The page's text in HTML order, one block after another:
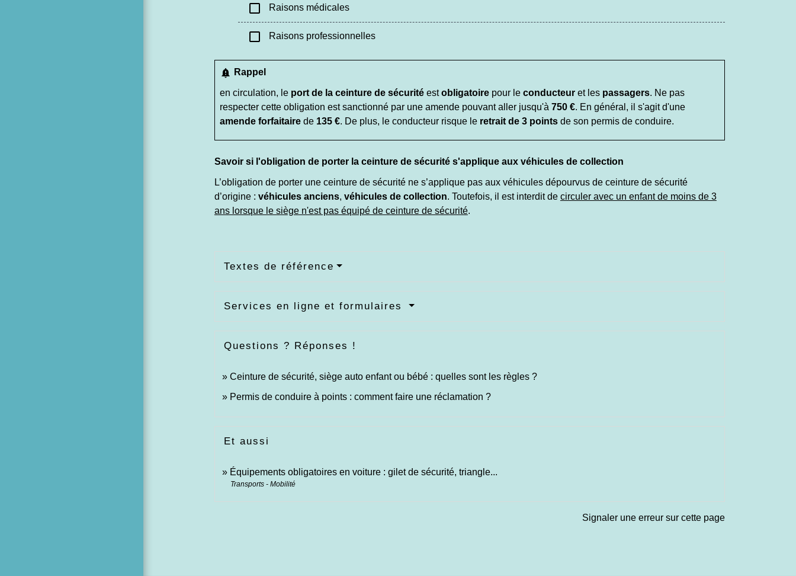
check_box_outline_blank Raisons médicales
check_box_outline_blank Raisons professionnelles
notification_important Rappel
en circulation, le port de la ceinture de sécuritéestobligatoirepour le conducteuret les passagers. Ne pas
respecter cette obligation est sanctionné par une amende pouvant aller jusqu'à 750 €. En général, il s'agit d'une
amende forfaitairede 135 €. De plus, le conducteur risque le retrait de 3 pointsde son permis de conduire.
Savoir si l'obligation de porter la ceinture de sécurité s'applique aux véhicules de collection
L’obligation de porter une ceinture de sécurité ne s’applique pas aux véhicules dépourvus de ceinture de sécurité
d’origine : véhicules anciens, véhicules de collection. Toutefois, il est interdit de circuler avec un enfant de moins de 3
ans lorsque le siège n'est pas équipé de ceinture de sécurité.
Textes de référence
Services en ligne et formulaires
Questions ? Réponses !
Ceinture de sécurité, siège auto enfant ou bébé : quelles sont les règles ?
Permis de conduire à points : comment faire une réclamation ?
Et aussi
Équipements obligatoires en voiture : gilet de sécurité, triangle...
Transports - Mobilité
Signaler une erreur sur cette page